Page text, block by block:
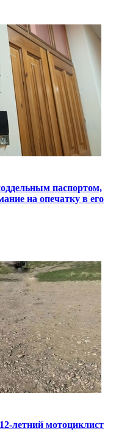
паспортом,
на опечатку в его
летний мотоциклист